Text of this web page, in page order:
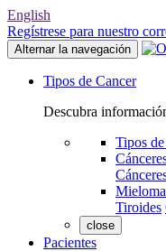
English
Regístrese para nuestro
Alternar la navegación
Tipos de Cancer
Descubra
Tipos
Tiroides
close
Pacientes